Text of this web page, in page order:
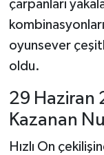
çarpanları
oyunsever
oldu.
29 Haziran
Kazanan
Hızlı On